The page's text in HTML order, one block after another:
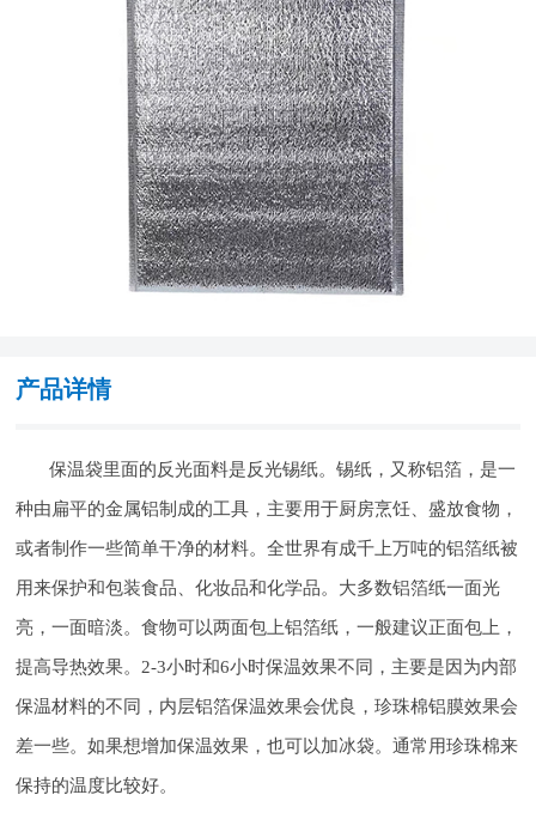
产品详情
保温袋里面的反光面料是反光锡纸。锡纸，又称铝箔，是一
种由扁平的金属铝制成的工具，主要用于厨房烹饪、盛放食物，
或者制作一些简单干净的材料。全世界有成千上万吨的铝箔纸被
用来保护和包装食品、化妆品和化学品。大多数铝箔纸一面光
亮，一面暗淡。食物可以两面包上铝箔纸，一般建议正面包上，
提高导热效果。2-3小时和6小时保温效果不同，主要是因为内部
保温材料的不同，内层铝箔保温效果会优良，珍珠棉铝膜效果会
差一些。如果想增加保温效果，也可以加冰袋。通常用珍珠棉来
保持的温度比较好。